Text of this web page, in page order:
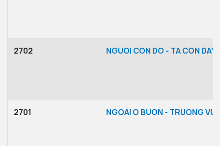
2702 NGUOI CON DO - TA CON DAY
2701 NGOAI O BUON - TRUONG VU